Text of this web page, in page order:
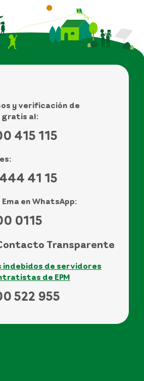
y verificación de
gratis al:
415 115
41 15
en WhatsApp:
0115
Transparente
de servidores
de EPM
522 955